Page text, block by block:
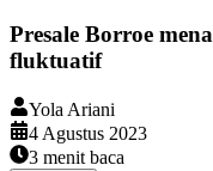
Presale Borroe
fluktuatif
Yola Ariani
4 Agustus 2023
3 menit baca